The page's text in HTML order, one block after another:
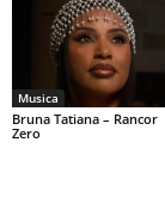
Musica
Bruna Tatiana – Rancor
Zero